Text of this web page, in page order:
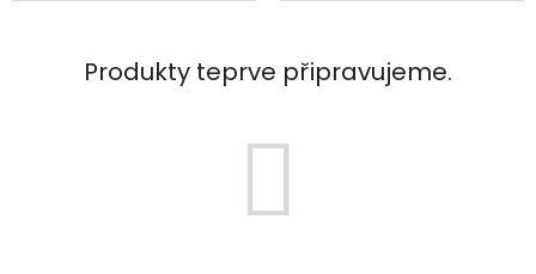
Produkty teprve připravujeme.